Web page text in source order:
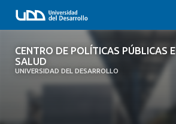
CENTRO DE POLÍTICAS PÚBLICAS
SALUD
UNIVERSIDAD DEL DESARROLLO
CENTRO DE POLÍTICAS PÚBLICAS
INNOVACIÓN EN SALUD